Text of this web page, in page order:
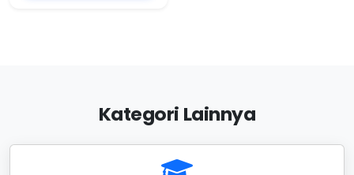
Kategori Lainnya